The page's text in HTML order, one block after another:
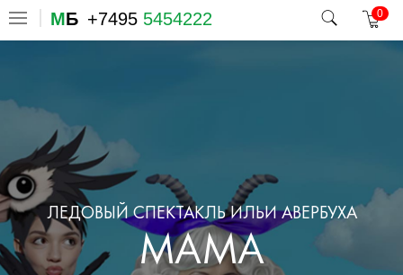
МБ +7495 5454222 0
ЛЕДОВЫЙ СПЕКТАКЛЬ ИЛЬИ АВЕРБУХА
МАМА